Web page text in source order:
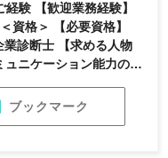
経験】
ニケーション能力の高
ブックマーク